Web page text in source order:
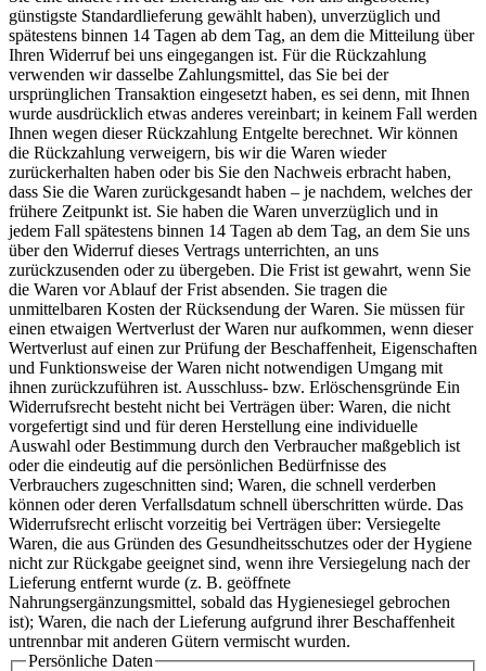
günstigste Standardlieferung gewählt haben), unverzüglich und
spätestens binnen 14 Tagen ab dem Tag, an dem die Mitteilung über
Ihren Widerruf bei uns eingegangen ist. Für die Rückzahlung
verwenden wir dasselbe Zahlungsmittel, das Sie bei der
ursprünglichen Transaktion eingesetzt haben, es sei denn, mit Ihnen
wurde ausdrücklich etwas anderes vereinbart; in keinem Fall werden
Ihnen wegen dieser Rückzahlung Entgelte berechnet. Wir können
die Rückzahlung verweigern, bis wir die Waren wieder
zurückerhalten haben oder bis Sie den Nachweis erbracht haben,
dass Sie die Waren zurückgesandt haben – je nachdem, welches der
frühere Zeitpunkt ist. Sie haben die Waren unverzüglich und in
jedem Fall spätestens binnen 14 Tagen ab dem Tag, an dem Sie uns
über den Widerruf dieses Vertrags unterrichten, an uns
zurückzusenden oder zu übergeben. Die Frist ist gewahrt, wenn Sie
die Waren vor Ablauf der Frist absenden. Sie tragen die
unmittelbaren Kosten der Rücksendung der Waren. Sie müssen für
einen etwaigen Wertverlust der Waren nur aufkommen, wenn dieser
Wertverlust auf einen zur Prüfung der Beschaffenheit, Eigenschaften
und Funktionsweise der Waren nicht notwendigen Umgang mit
ihnen zurückzuführen ist. Ausschluss- bzw. Erlöschensgründe Ein
Widerrufsrecht besteht nicht bei Verträgen über: Waren, die nicht
vorgefertigt sind und für deren Herstellung eine individuelle
Auswahl oder Bestimmung durch den Verbraucher maßgeblich ist
oder die eindeutig auf die persönlichen Bedürfnisse des
Verbrauchers zugeschnitten sind; Waren, die schnell verderben
können oder deren Verfallsdatum schnell überschritten würde. Das
Widerrufsrecht erlischt vorzeitig bei Verträgen über: Versiegelte
Waren, die aus Gründen des Gesundheitsschutzes oder der Hygiene
nicht zur Rückgabe geeignet sind, wenn ihre Versiegelung nach der
Lieferung entfernt wurde (z. B. geöffnete
Nahrungsergänzungsmittel, sobald das Hygienesiegel gebrochen
ist); Waren, die nach der Lieferung aufgrund ihrer Beschaffenheit
untrennbar mit anderen Gütern vermischt wurden.
Persönliche Daten